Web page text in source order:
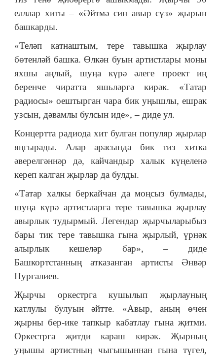
елллар хиты – «Әйтмә син авыр сүз» җырын
башкарды.
«Теләп катнаштым, тере тавышка җырлау
бөтенләй башка. Өлкән буын артистлары моны
яхшы аңлый, шуңа күрә әлеге проект иң
беренче чиратта яшьләргә кирәк. «Татар
радиосы» оештырган чара бик уңышлы, ешрак
узсын, дәвамлы булсын иде», – диде ул.
Концертта радиода хит булган популяр җырлар
яңгырады. Алар арасында бик тиз хитка
әверелгәннәр дә, кайчандыр халык күңеленә
кереп калган җырлар да булды.
«Татар халкы беркайчан да моңсыз булмады,
шуңа күрә артистларга тере тавышка җырлау
авырлык тудырмый. Легендар җырчыларыбыз
бары тик тере тавышка гына җырлый, үрнәк
алырлык кешеләр бар», – диде
Башкортстанның атказанган артисты Әнвәр
Нургалиев.
Җырчы оркестрга кушылып җырлауның
катлулы булуын әйтте. «Авыр, аның өчен
җырны бер-ике тапкыр кабатлау гына җитми.
Оркестрга җитди караш кирәк. Җырның
уңышы артистның чыгышыннан гына түгел,